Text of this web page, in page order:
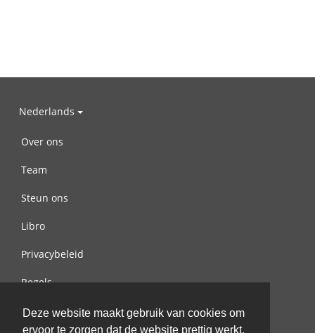
Deze website maakt gebruik van cookies om
ervoor te zorgen dat de website prettig werkt.
Nederlands
Over ons
Team
Steun ons
Libro
Privacybeleid
Regels
Contact met ons opnemen